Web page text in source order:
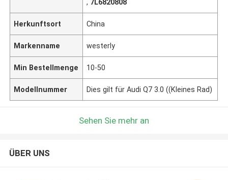
, 7L6820808
Herkunftsort China
Markenname westerly
Min Bestellmenge 10-50
Modellnummer Dies gilt für Audi Q7 3.0 ((Kleines Rad)
Sehen Sie mehr an
ÜBER UNS